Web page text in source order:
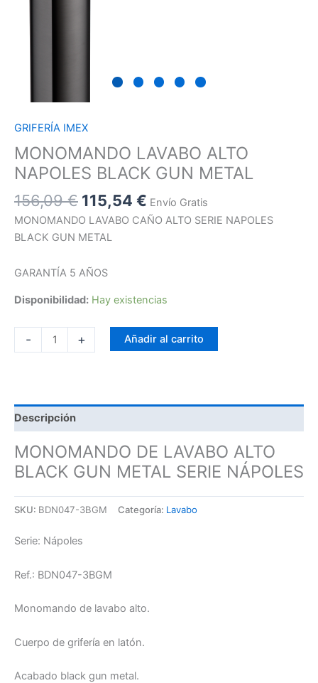
GRIFERÍA IMEX
MONOMANDO LAVABO ALTO
NAPOLES BLACK GUN METAL
156,09€ 115,54 € Envío Gratis
MONOMANDO LAVABO CAÑO ALTO SERIE NAPOLES
BLACK GUN METAL
GARANTÍA 5 AÑOS
Disponibilidad: Hay existencias
- + Añadir al carrito
Descripción
MONOMANDO DE LAVABO ALTO
BLACK GUN METAL SERIE NÁPOLES
SKU: BDN047-3BGM Categoría: Lavabo
Serie: Nápoles
Ref.: BDN047-3BGM
Monomando de lavabo alto.
Cuerpo de grifería en latón.
Acabado black gun metal.